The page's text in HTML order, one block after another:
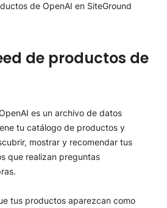
de OpenAI en SiteGround
de productos de
es un archivo de datos
tu catálogo de productos y
mostrar y recomendar tus
que realizan preguntas
tus productos aparezcan como